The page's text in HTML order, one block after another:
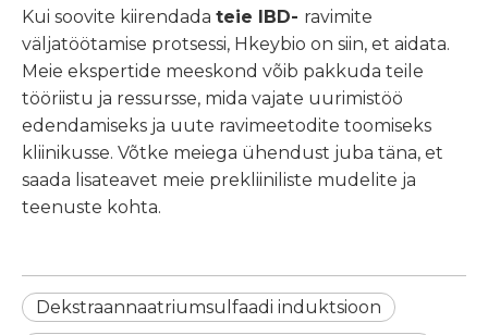
Kui soovite kiirendada teie IBD- ravimite
väljatöötamise protsessi, Hkeybio on siin, et aidata.
Meie ekspertide meeskond võib pakkuda teile
tööriistu ja ressursse, mida vajate uurimistöö
edendamiseks ja uute ravimeetodite toomiseks
kliinikusse. Võtke meiega ühendust juba täna, et
saada lisateavet meie prekliiniliste mudelite ja
teenuste kohta.
Dekstraannaatriumsulfaadi induktsioon